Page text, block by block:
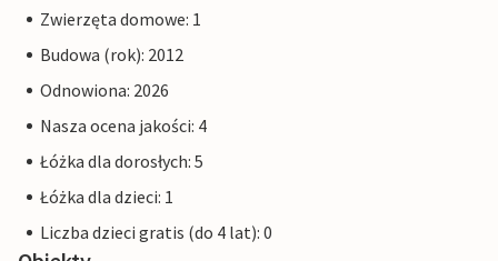
Zwierzęta domowe: 1
Budowa (rok): 2012
Odnowiona: 2026
Nasza ocena jakości: 4
Łóżka dla dorosłych: 5
Łóżka dla dzieci: 1
Liczba dzieci gratis (do 4 lat): 0